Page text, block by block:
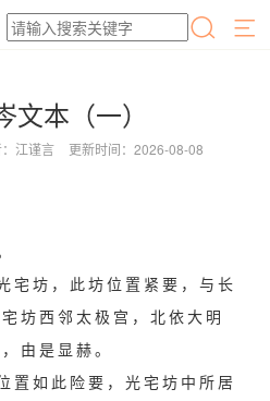
文本（一）
江谨言 更新时间：2026-08-08
坊，此坊位置紧要，与长
坊西邻太极宫，北依大明
由是显赫。
如此险要，光宅坊中所居